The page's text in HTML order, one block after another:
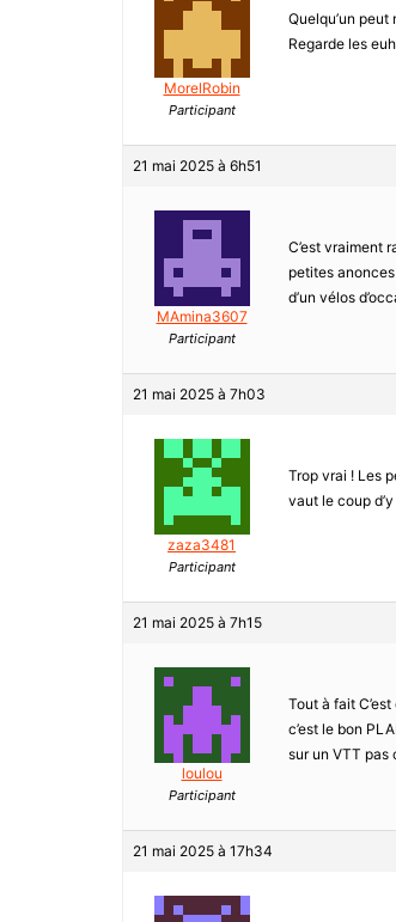
MorelRobin
Participant
Quelqu’un peut
Regarde les
21 mai 2025 à 6h51
MAmina3607
Participant
C’est vraiment
petites
d’un vélos
21 mai 2025 à 7h03
zaza3481
Participant
Trop vrai ! Les
vaut le coup
21 mai 2025 à 7h15
loulou
Participant
Tout à fait
c’est le bon
sur un VTT pas
21 mai 2025 à 17h34